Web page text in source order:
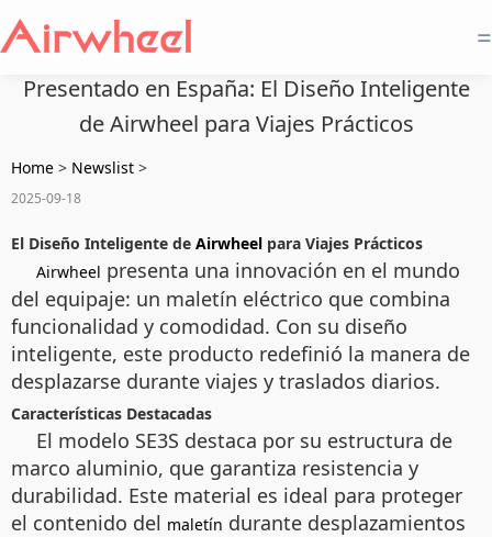
=
Presentado en España: El Diseño Inteligente
de Airwheel para Viajes Prácticos
Home > Newslist >
2025-09-18
El Diseño Inteligente de Airwheel para Viajes Prácticos
Airwheel presenta una innovación en el mundo
del equipaje: un maletín eléctrico que combina
funcionalidad y comodidad. Con su diseño
inteligente, este producto redefinió la manera de
desplazarse durante viajes y traslados diarios.
Características Destacadas
El modelo SE3S destaca por su estructura de
marco aluminio, que garantiza resistencia y
durabilidad. Este material es ideal para proteger
el contenido del maletín durante desplazamientos